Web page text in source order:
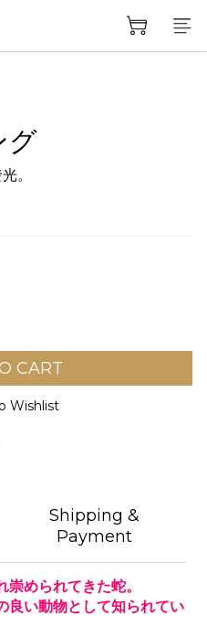
グ
。
CART
Wishlist
Shipping &
Payment
められてきた蛇。
良い動物として知られてい